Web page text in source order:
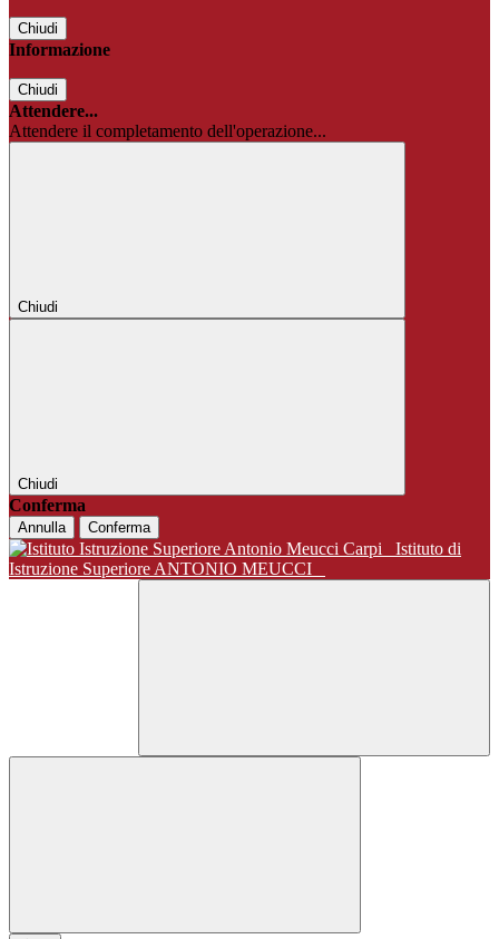
Chiudi
Informazione
Chiudi
Attendere...
Attendere il completamento dell'operazione...
Chiudi
Chiudi
Conferma
Annulla Conferma
Istituto di
Istruzione Superiore ANTONIO MEUCCI